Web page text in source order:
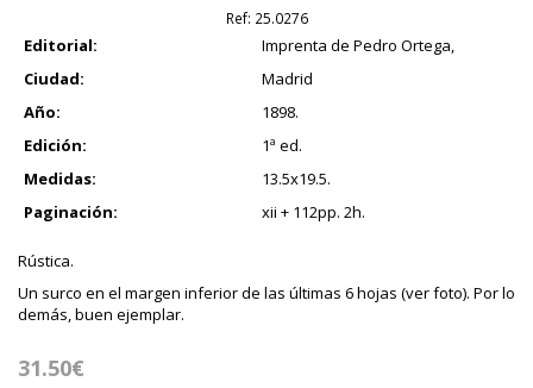
Ref: 25.0276
Editorial:
Imprenta de Pedro Ortega,
Ciudad:
Madrid
Año:
1898.
Edición:
1ª ed.
Medidas:
13.5x19.5.
Paginación:
xii + 112pp. 2h.
Rústica.
Un surco en el margen inferior de las últimas 6 hojas (ver foto). Por lo
demás, buen ejemplar.
31.50€